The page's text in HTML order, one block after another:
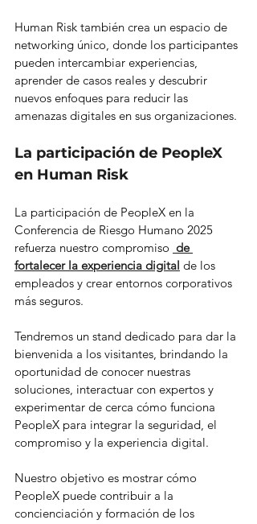
Human Risk también crea un espacio de
networking único, donde los participantes
pueden intercambiar experiencias,
aprender de casos reales y descubrir
nuevos enfoques para reducir las
amenazas digitales en sus organizaciones.
La participación de PeopleX
en Human Risk
La participación de PeopleX en la
Conferencia de Riesgo Humano 2025
refuerza nuestro compromiso de
fortalecer la experiencia digital de los
empleados y crear entornos corporativos
más seguros.
Tendremos un stand dedicado para dar la
bienvenida a los visitantes, brindando la
oportunidad de conocer nuestras
soluciones, interactuar con expertos y
experimentar de cerca cómo funciona
PeopleX para integrar la seguridad, el
compromiso y la experiencia digital.
Nuestro objetivo es mostrar cómo
PeopleX puede contribuir a la
concienciación y formación de los